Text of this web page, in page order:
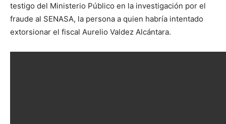
testigo del Ministerio Público en la investigación por el
fraude al SENASA, la persona a quien habría intentado
extorsionar el fiscal Aurelio Valdez Alcántara.